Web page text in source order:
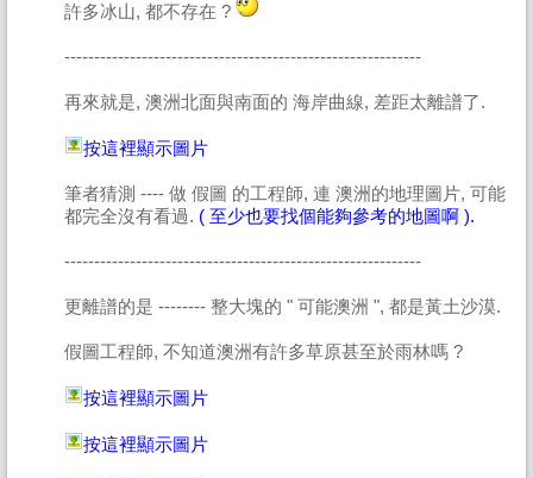
許多冰山, 都不存在 ?
------------------------------------------------------------
再來就是, 澳洲北面與南面的 海岸曲線, 差距太離譜了.
按這裡顯示圖片
筆者猜測 ---- 做 假圖 的工程師, 連 澳洲的地理圖片, 可能
都完全沒有看過. ( 至少也要找個能夠參考的地圖啊 ).
------------------------------------------------------------
更離譜的是 -------- 整大塊的 " 可能澳洲 ", 都是黃土沙漠.
假圖工程師, 不知道澳洲有許多草原甚至於雨林嗎 ?
按這裡顯示圖片
按這裡顯示圖片